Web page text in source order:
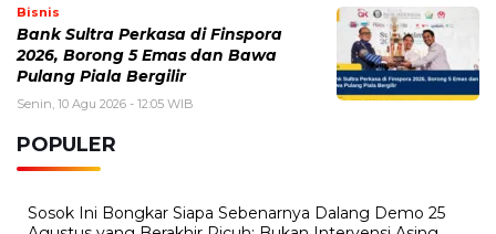
Bisnis
Bank Sultra Perkasa di Finspora
2026, Borong 5 Emas dan Bawa
Pulang Piala Bergilir
Senin, 10 Agu 2026 - 12:05 WIB
POPULER
Sosok Ini Bongkar Siapa Sebenarnya Dalang Demo 25